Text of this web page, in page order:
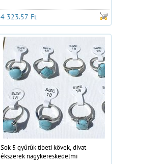
4 323.57 Ft
Sok 5 gyűrűk tibeti kövek, divat
ékszerek nagykereskedelmi